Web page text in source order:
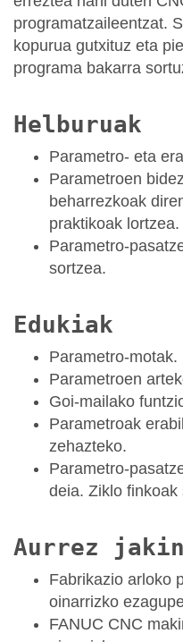
programatzaileentzat.
kopurua gutxituz eta
programa bakarra
Helburuak
Parametro- eta
Parametroen
beharrezkoak
praktikoak lortzea.
Parametro-
sortzea.
Edukiak
Parametro-motak.
Parametroen
Goi-mailako
Parametroak
zehazteko.
Parametro-
deia. Ziklo finkoak
Aurrez
Fabrikazio arloko
oinarrizko
FANUC CNC